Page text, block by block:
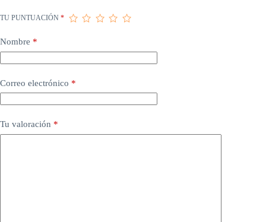
TU PUNTUACIÓN *
Nombre *
Correo electrónico *
Tu valoración *